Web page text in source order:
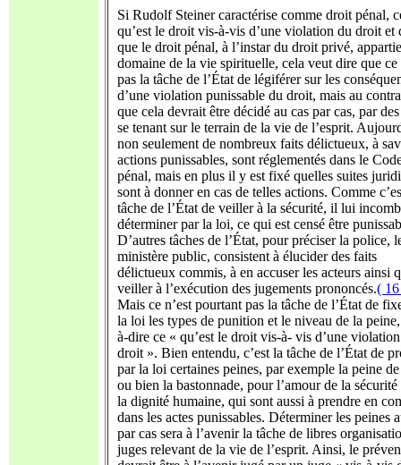
Si Rudolf Steiner caractérise comme droit pénal,
qu’est le droit vis-à-vis d’une violation du droit et
que le droit pénal, à l’instar du droit privé,
domaine de la vie spirituelle, cela veut dire que ce
pas la tâche de l’État de légiférer sur les
d’une violation punissable du droit, mais au
que cela devrait être décidé au cas par cas, par
se tenant sur le terrain de la vie de l’esprit.
non seulement de nombreux faits délictueux, à
actions punissables, sont réglementés dans le
pénal, mais en plus il y est fixé quelles suites
sont à donner en cas de telles actions. Comme
tâche de l’État de veiller à la sécurité, il lui
déterminer par la loi, ce qui est censé être
D’autres tâches de l’État, pour préciser la police,
ministère public, consistent à élucider des faits
délictueux commis, à en accuser les acteurs ainsi
veiller à l’exécution des jugements prononcés.(
Mais ce n’est pourtant pas la tâche de l’État de
la loi les types de punition et le niveau de la peine,
à-dire ce « qu’est le droit vis-à- vis d’une
droit ». Bien entendu, c’est la tâche de l’État de
par la loi certaines peines, par exemple la peine
ou bien la bastonnade, pour l’amour de la sécurité
la dignité humaine, qui sont aussi à prendre en
dans les actes punissables. Déterminer les peines
par cas sera à l’avenir la tâche de libres
juges relevant de la vie de l’esprit. Ainsi, le